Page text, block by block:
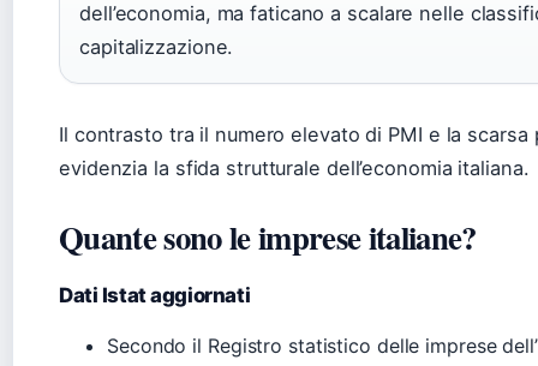
dell’economia, ma faticano a scalare nelle
capitalizzazione.
Il contrasto tra il numero elevato di PMI e la
evidenzia la sfida strutturale dell’economia italiana.
Quante sono le imprese italiane?
Dati Istat aggiornati
Secondo il Registro statistico delle imprese